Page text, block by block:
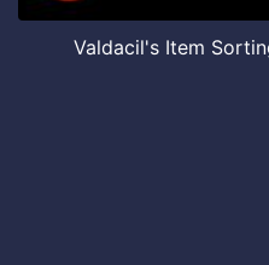
Valdacil's Item